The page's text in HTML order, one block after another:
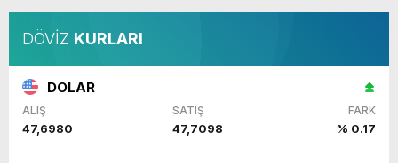
DÖVİZ KURLARI
DOLAR
ALIŞ SATIŞ FARK
47,6980 47,7098 % 0.17